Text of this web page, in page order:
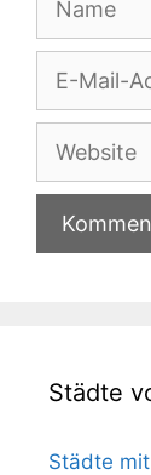
Adresse
Website
Städte
Städte